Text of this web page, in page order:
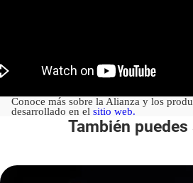
Conoce más sobre la Alianza y los
desarrollado en el sitio web.
También puedes